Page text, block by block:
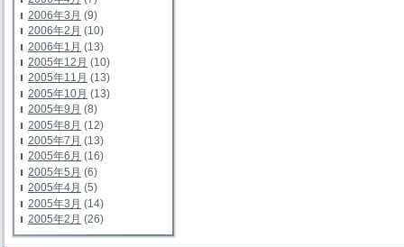
2006年3月 (9)
2006年2月 (10)
2006年1月 (13)
2005年12月 (10)
2005年11月 (13)
2005年10月 (13)
2005年9月 (8)
2005年8月 (12)
2005年7月 (13)
2005年6月 (16)
2005年5月 (6)
2005年4月 (5)
2005年3月 (14)
2005年2月 (26)